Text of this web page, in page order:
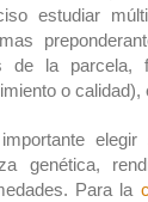
estudiar
de la parcela,
o calidad),
elegir
genética,
Para la